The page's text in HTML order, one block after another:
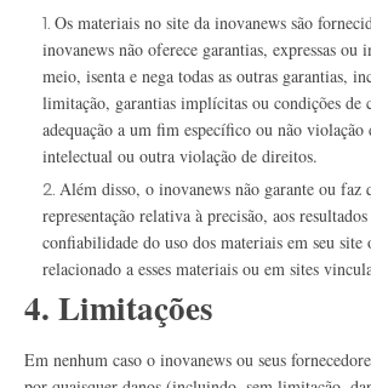
Os materiais no site da inovanews são
inovanews não oferece garantias, expressas ou
meio, isenta e nega todas as outras garantias,
limitação, garantias implícitas ou condições de
adequação a um fim específico ou não violação
intelectual ou outra violação de direitos.
Além disso, o inovanews não garante ou faz
representação relativa à precisão, aos
confiabilidade do uso dos materiais em seu
relacionado a esses materiais ou em sites
4. Limitações
Em nenhum caso o inovanews ou seus